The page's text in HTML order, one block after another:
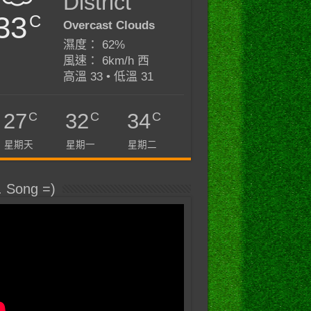
C
Overcast Clouds
濕度： 62%
風速： 6km/h 西
高溫 33 • 低溫 31
27C
星期天
32C
星期一
34C
星期二
Song =)